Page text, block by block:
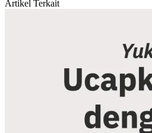
Artikel Terkait